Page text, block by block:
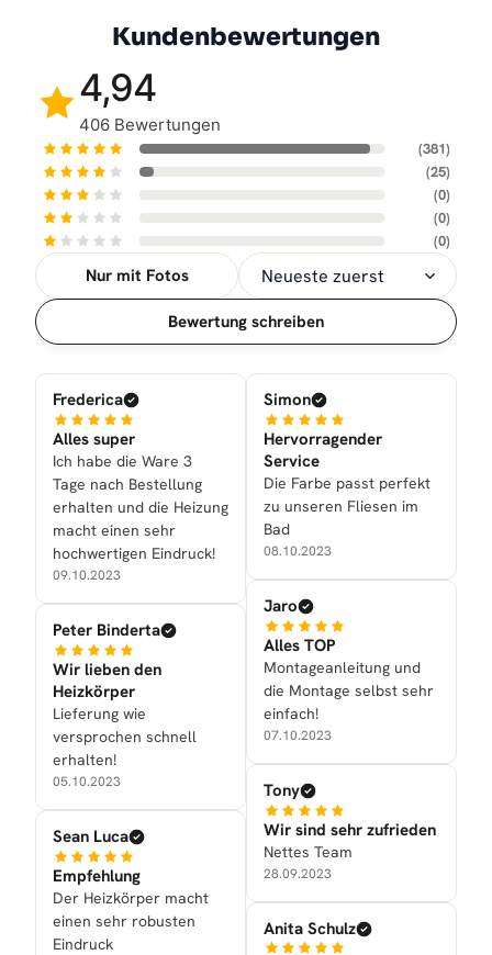
Kundenbewertungen
4,94
406 Bewertungen
(381)
(25)
(0)
(0)
(0)
Nur mit Fotos
Sortierung
Bewertung schreiben
Frederica
Alles super
Ich habe die Ware 3
Tage nach Bestellung
erhalten und die Heizung
macht einen sehr
hochwertigen Eindruck!
09.10.2023
Peter Binderta
Wir lieben den
Heizkörper
Lieferung wie
versprochen schnell
erhalten!
05.10.2023
Sean Luca
Empfehlung
Der Heizkörper macht
einen sehr robusten
Eindruck
Simon
Hervorragender
Service
Die Farbe passt perfekt
zu unseren Fliesen im
Bad
08.10.2023
Jaro
Alles TOP
Montageanleitung und
die Montage selbst sehr
einfach!
07.10.2023
Tony
Wir sind sehr zufrieden
Nettes Team
28.09.2023
Anita Schulz